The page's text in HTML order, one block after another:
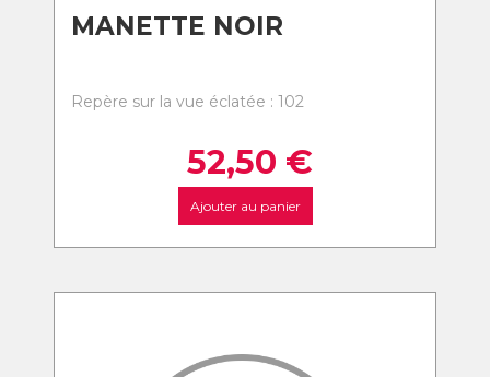
MANETTE NOIR
Repère sur la vue éclatée : 102
52,50 €
Ajouter au panier